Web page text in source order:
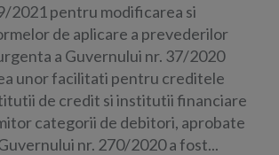
2021 pentru modificarea si
de aplicare a prevederilor
a Guvernului nr. 37/2020
unor facilitati pentru creditele
de credit si institutii financiare
categorii de debitori, aprobate
nr. 270/2020 a fost...